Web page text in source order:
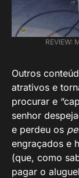
REVIEW:
Outros
atrativos e
procurar e
senhor
e perdeu os
engraçados e
(que, como
pagar o